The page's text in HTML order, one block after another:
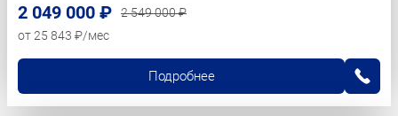
2 049 000 ₽
2 549 000 ₽
от 25 843 ₽/мес
Подробнее